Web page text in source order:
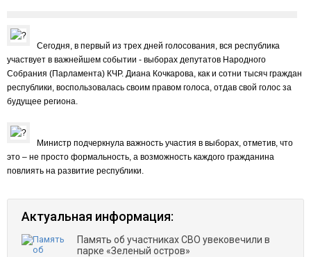
Сегодня, в первый из трех дней голосования, вся республика
участвует в важнейшем событии - выборах депутатов Народного
Собрания (Парламента) КЧР. Диана Кочкарова, как и сотни тысяч граждан
республики, воспользовалась своим правом голоса, отдав свой голос за
будущее региона.
Министр подчеркнула важность участия в выборах, отметив, что
это – не просто формальность, а возможность каждого гражданина
повлиять на развитие республики.
Актуальная информация:
Память об участниках СВО увековечили в
парке «Зеленый остров»